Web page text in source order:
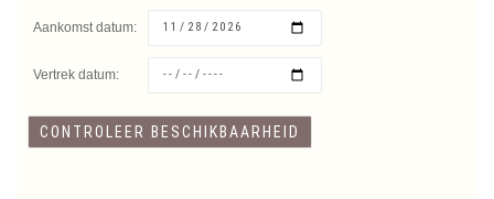
Aankomst datum:
Vertrek datum: